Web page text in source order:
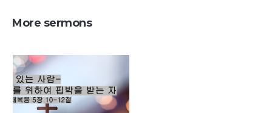
More sermons